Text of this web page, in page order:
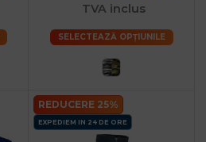
TVA inclus
SELECTEAZĂ OPȚIUNILE
REDUCERE 25%
EXPEDIEM IN 24 DE ORE